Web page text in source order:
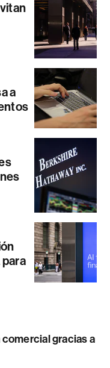
a
para
gracias a